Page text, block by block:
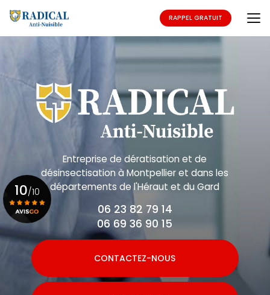
au
contenu
principal
RAPPEL GRATUIT
Entreprise de dératisation et de
désinsectisationà Montpellier et dans les
départements de l'Héraut et du Gard
06 23 82 79 14
06 69 36 90 15
CONTACTEZ-NOUS
10/10
Voir le certificat